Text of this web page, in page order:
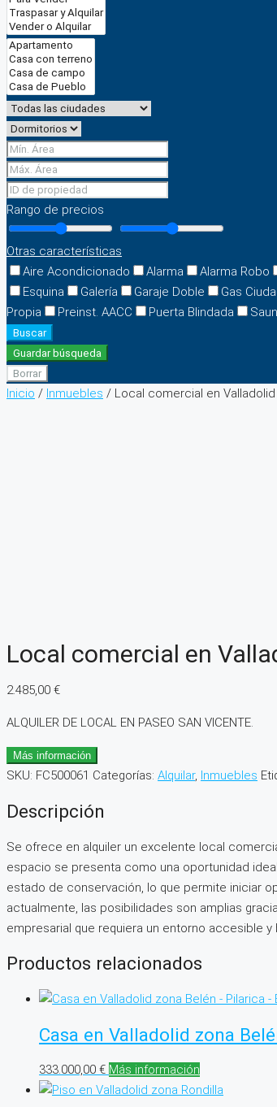
Rango de precios
Otras características
Aire Acondicionado
Alarma Alarma Robo
Esquina
Galería Garaje Doble Gas
Propia
Preinst. AACC Puerta Blindada
Buscar
Guardar búsqueda
Borrar
Inicio / Inmuebles / Local comercial en Valladolid
Local comercial en
2.485,00 €
ALQUILER DE LOCAL EN PASEO SAN VICENTE.
Más información
SKU: FC500061 Categorías: Alquilar, Inmuebles
Descripción
Se ofrece en alquiler un excelente local
espacio se presenta como una oportunidad
estado de conservación, lo que permite iniciar
actualmente, las posibilidades son amplias
empresarial que requiera un entorno accesible
Productos relacionados
Casa en Valladolid zona
333.000,00 € Más información